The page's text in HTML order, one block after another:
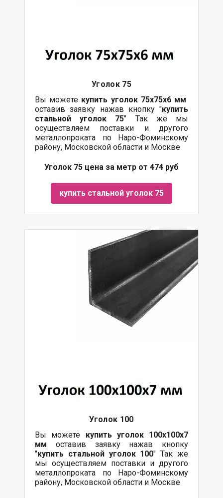
Уголок 75
Вы можете купить уголок 75х75х6мм
оставив заявку нажав кнопку "купить
стальной уголок 75" Так же мы
осуществляем поставки и другого
металлопроката по Наро-Фоминскому
району, Московской области и Москве
Уголок 75 цена за метр от 474 руб
купить стальной уголок 75
Уголок 100
Вы можете купить уголок 100х100х7
мм оставив заявку нажав кнопку
"купить стальной уголок 100" Так же
мы осуществляем поставки и другого
металлопроката по Наро-Фоминскому
району, Московской области и Москве